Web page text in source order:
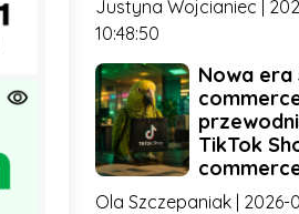
Justyna Wojcianiec |
10:48:50
Nowa era
TikTok
Ola Szczepaniak | 2026-